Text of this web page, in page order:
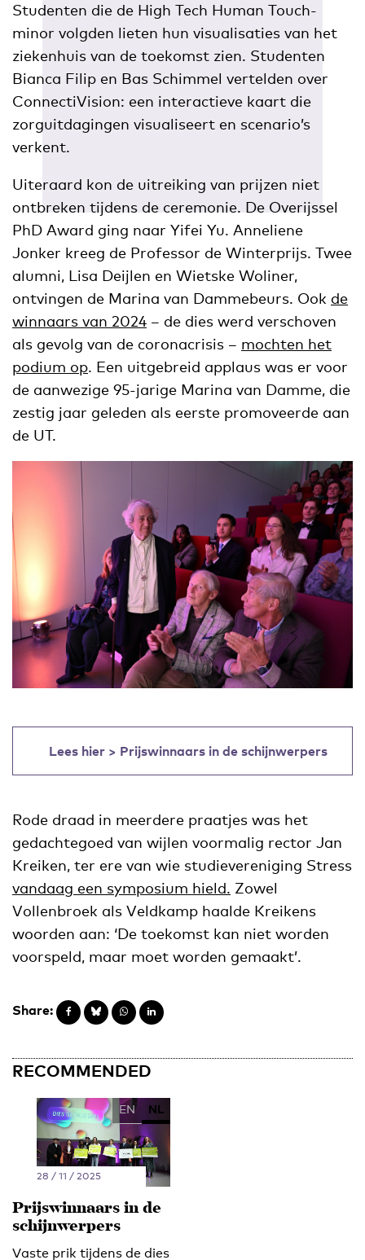
Studenten die de High Tech Human Touch-
minor volgden lieten hun visualisaties van het
ziekenhuis van de toekomst zien. Studenten
Bianca Filip en Bas Schimmel vertelden over
ConnectiVision: een interactieve kaart die
zorguitdagingen visualiseert en scenario’s
verkent.
Uiteraard kon de uitreiking van prijzen niet
ontbreken tijdens de ceremonie. De Overijssel
PhD Award ging naar Yifei Yu. Anneliene
Jonker kreeg de Professor de Winterprijs. Twee
alumni, Lisa Deijlen en Wietske Woliner,
ontvingen de Marina van Dammebeurs. Ook de
winnaars van 2024 – de dies werd verschoven
als gevolg van de coronacrisis – mochten het
podium op. Een uitgebreid applaus was er voor
de aanwezige 95-jarige Marina van Damme, die
zestig jaar geleden als eerste promoveerde aan
de UT.
Lees hier > Prijswinnaars in de schijnwerpers
Rode draad in meerdere praatjes was het
gedachtegoed van wijlen voormalig rector Jan
Kreiken, ter ere van wie studievereniging Stress
vandaag een symposium hield. Zowel
Vollenbroek als Veldkamp haalde Kreikens
woorden aan: ‘De toekomst kan niet worden
voorspeld, maar moet worden gemaakt’.
Share:
RECOMMENDED
EN NL
28 / 11 / 2025
Prijswinnaars in de
schijnwerpers
Vaste prik tijdens de dies